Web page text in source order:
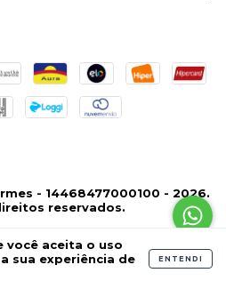
você aceita o uso
sua experiência de
ENTENDI
- 14468477000100 - 2026.
reservados.